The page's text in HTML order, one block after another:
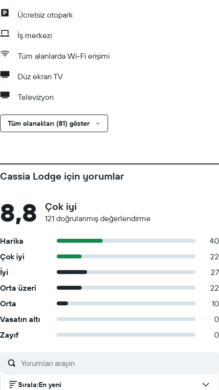
Ücretsiz otopark
İş merkezi
Tüm alanlarda Wi-Fi erişimi
Düz ekran TV
Televizyon
Tüm olanakları (81) göster
Cassia Lodge için yorumlar
8,8 Çok iyi
121 doğrulanmış değerlendirme
Harika
40
Çok iyi
22
İyi
27
Orta üzeri
22
Orta
10
Vasatın altı
0
Zayıf
0
Sırala:En yeni